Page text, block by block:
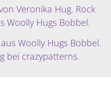
Woolly Hugs Bobbel.
bei crazypatterns.